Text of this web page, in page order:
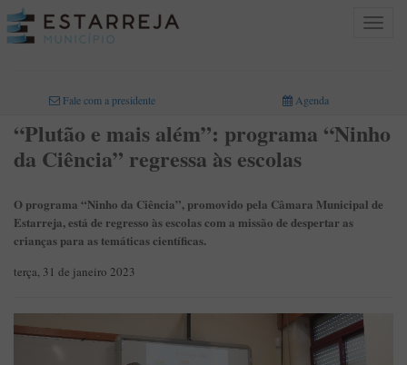
Toggle
Fale com a presidente Agenda
“Plutão e mais além”: programa “Ninho
da Ciência” regressa às escolas
O programa “Ninho da Ciência”, promovido pela Câmara Municipal de
Estarreja, está de regresso às escolas com a missão de despertar as
crianças para as temáticas científicas.
terça, 31 de janeiro 2023